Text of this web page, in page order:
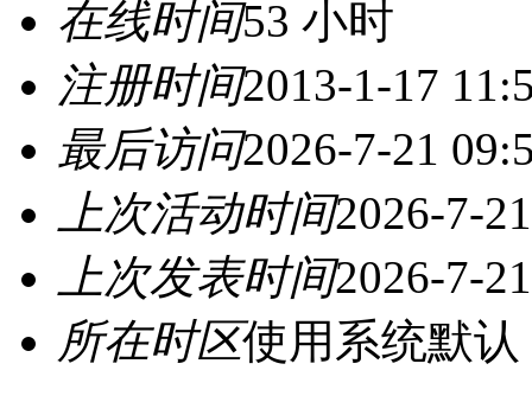
在线时间53 小时
注册时间2013-1-17
最后访问2026-7-21
上次活动时间2026-7-
上次发表时间2026-7-
所在时区使用系统默认